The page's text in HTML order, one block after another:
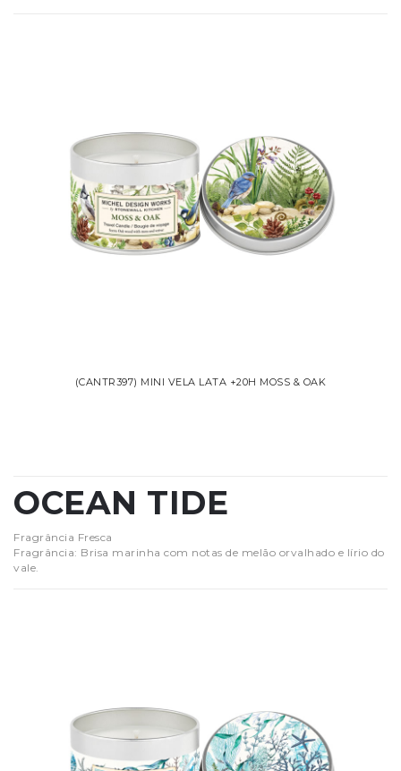
(CANTR397) MINI VELA LATA +20H MOSS & OAK
OCEAN TIDE
Fragrância Fresca
Fragrância: Brisa marinha com notas de melão orvalhado e lírio do
vale.